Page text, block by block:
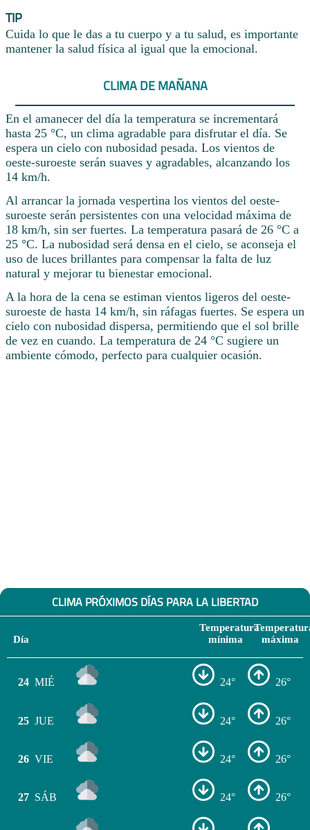
TIP
Cuida lo que le das a tu cuerpo y a tu salud, es importante
mantener la salud física al igual que la emocional.
CLIMA DE MAÑANA
En el amanecer del día la temperatura se incrementará
hasta 25 °C, un clima agradable para disfrutar el día. Se
espera un cielo con nubosidad pesada. Los vientos de
oeste-suroeste serán suaves y agradables, alcanzando los
14 km/h.
Al arrancar la jornada vespertina los vientos del oeste-
suroeste serán persistentes con una velocidad máxima de
18 km/h, sin ser fuertes. La temperatura pasará de 26 °C a
25 °C. La nubosidad será densa en el cielo, se aconseja el
uso de luces brillantes para compensar la falta de luz
natural y mejorar tu bienestar emocional.
A la hora de la cena se estiman vientos ligeros del oeste-
suroeste de hasta 14 km/h, sin ráfagas fuertes. Se espera un
cielo con nubosidad dispersa, permitiendo que el sol brille
de vez en cuando. La temperatura de 24 °C sugiere un
ambiente cómodo, perfecto para cualquier ocasión.
CLIMA PRÓXIMOS DÍAS PARA LA LIBERTAD
Día
Temperatura
mínima
máxima
24 MIÉ 24° 26°
25 JUE 24° 26°
26 VIE 24° 26°
27 SÁB 24° 26°